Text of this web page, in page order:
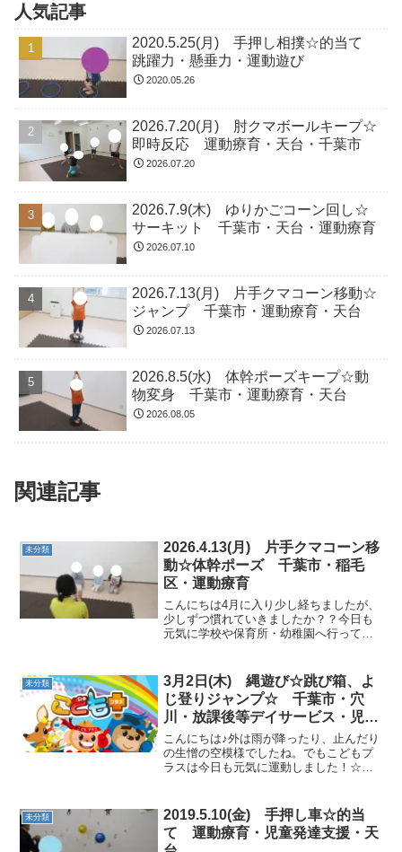
人気記事
2020.5.25(月) 手押し相撲☆的当て
跳躍力・懸垂力・運動遊び
2020.05.26
2026.7.20(月) 肘クマボールキープ☆
即時反応 運動療育・天台・千葉市
2026.07.20
2026.7.9(木) ゆりかごコーン回し☆
サーキット 千葉市・天台・運動療育
2026.07.10
2026.7.13(月) 片手クマコーン移動☆
ジャンプ 千葉市・運動療育・天台
2026.07.13
2026.8.5(水) 体幹ポーズキープ☆動
物変身 千葉市・運動療育・天台
2026.08.05
関連記事
未分類
2026.4.13(月) 片手クマコーン移
動☆体幹ポーズ 千葉市・稲毛
区・運動療育
こんにちは4月に入り少し経ちましたが、
少しずつ慣れていきましたか？？今日も
元気に学校や保育所・幼稚園へ行ってき
ト。正座の姿勢、キープしよう！ ★片手
クマコーン移動今週の...
未分類
3月2日(木) 縄遊び☆跳び箱、よ
じ登りジャンプ☆ 千葉市・穴
川・放課後等デイサービス・児童
発達支援
こんにちは♪外は雨が降ったり、止んだり
の生憎の空模様でしたね。でもこどもプ
ラスは今日も元気に運動しました！☆絵
ます。☆ボール足渡し☆腹筋を鍛えなが
ら、ボールを落とさない...
未分類
2019.5.10(金) 手押し車☆的当
て 運動療育・児童発達支援・天